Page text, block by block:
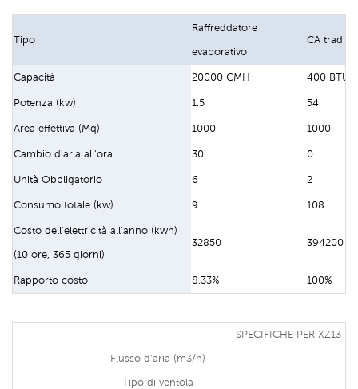
Tipo
Raffreddatore
evaporativo
CA
Capacità 20000 CMH 400 BTU/
Potenza (kw) 1.5 54
Area effettiva (Mq) 1000 1000
Cambio d'aria all'ora 30 0
Unità Obbligatorio 6 2
Consumo totale (kw) 9 108
Costo dell'elettricità all'anno (kwh)
(10 ore, 365 giorni)
32850 394200
Rapporto costo 8,33% 100%
SPECIFICHE PER XZ13-
Flusso d'aria (m3/h)
Tipo di ventola